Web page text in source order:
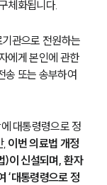
체화됩니다.
관으로 전원하는
에게 본인에 관한
송 또는 송부하여
대통령령으로 정
이번 의료법 개정
)이 신설되며, 환자
‘대통령령으로 정